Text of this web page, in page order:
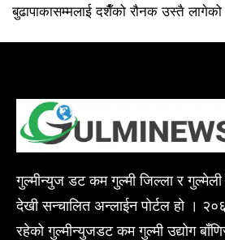
बुढापाकासम्मलाई दशैँको रौनक उस्तै लागेको
गुल्मीन्युज डट कम गुल्मी जिल्ला र गुल्मेली
देखी सन्चालित अन्लाईन पोर्टल हो ।
रहेको गुल्मीन्युजडट कम गुल्मी उद्योग